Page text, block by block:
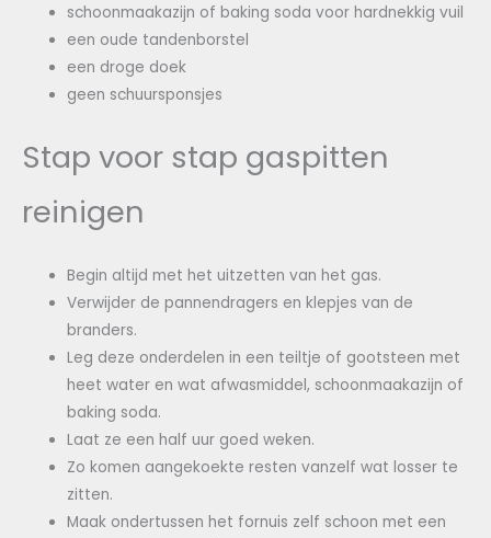
schoonmaakazijn of baking soda voor hardnekkig vuil
een oude tandenborstel
een droge doek
geen schuursponsjes
Stap voor stap gaspitten
reinigen
Begin altijd met het uitzetten van het gas.
Verwijder de pannendragers en klepjes van de
branders.
Leg deze onderdelen in een teiltje of gootsteen met
heet water en wat afwasmiddel, schoonmaakazijn of
baking soda.
Laat ze een half uur goed weken.
Zo komen aangekoekte resten vanzelf wat losser te
zitten.
Maak ondertussen het fornuis zelf schoon met een